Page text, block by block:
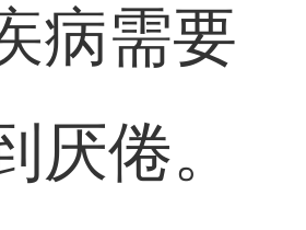
病需要
倦。